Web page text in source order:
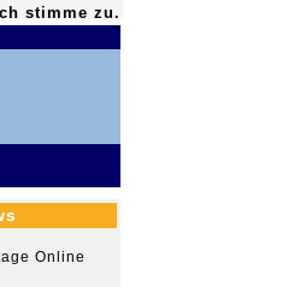
Ich stimme zu.
Online